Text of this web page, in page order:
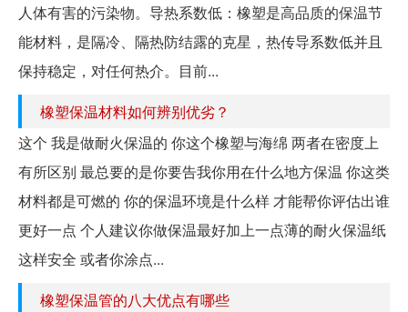
人体有害的污染物。导热系数低：橡塑是高品质的保温节
能材料，是隔冷、隔热防结露的克星，热传导系数低并且
保持稳定，对任何热介。目前...
橡塑保温材料如何辨别优劣？
这个 我是做耐火保温的 你这个橡塑与海绵 两者在密度上
有所区别 最总要的是你要告我你用在什么地方保温 你这类
材料都是可燃的 你的保温环境是什么样 才能帮你评估出谁
更好一点 个人建议你做保温最好加上一点薄的耐火保温纸
这样安全 或者你涂点...
橡塑保温管的八大优点有哪些